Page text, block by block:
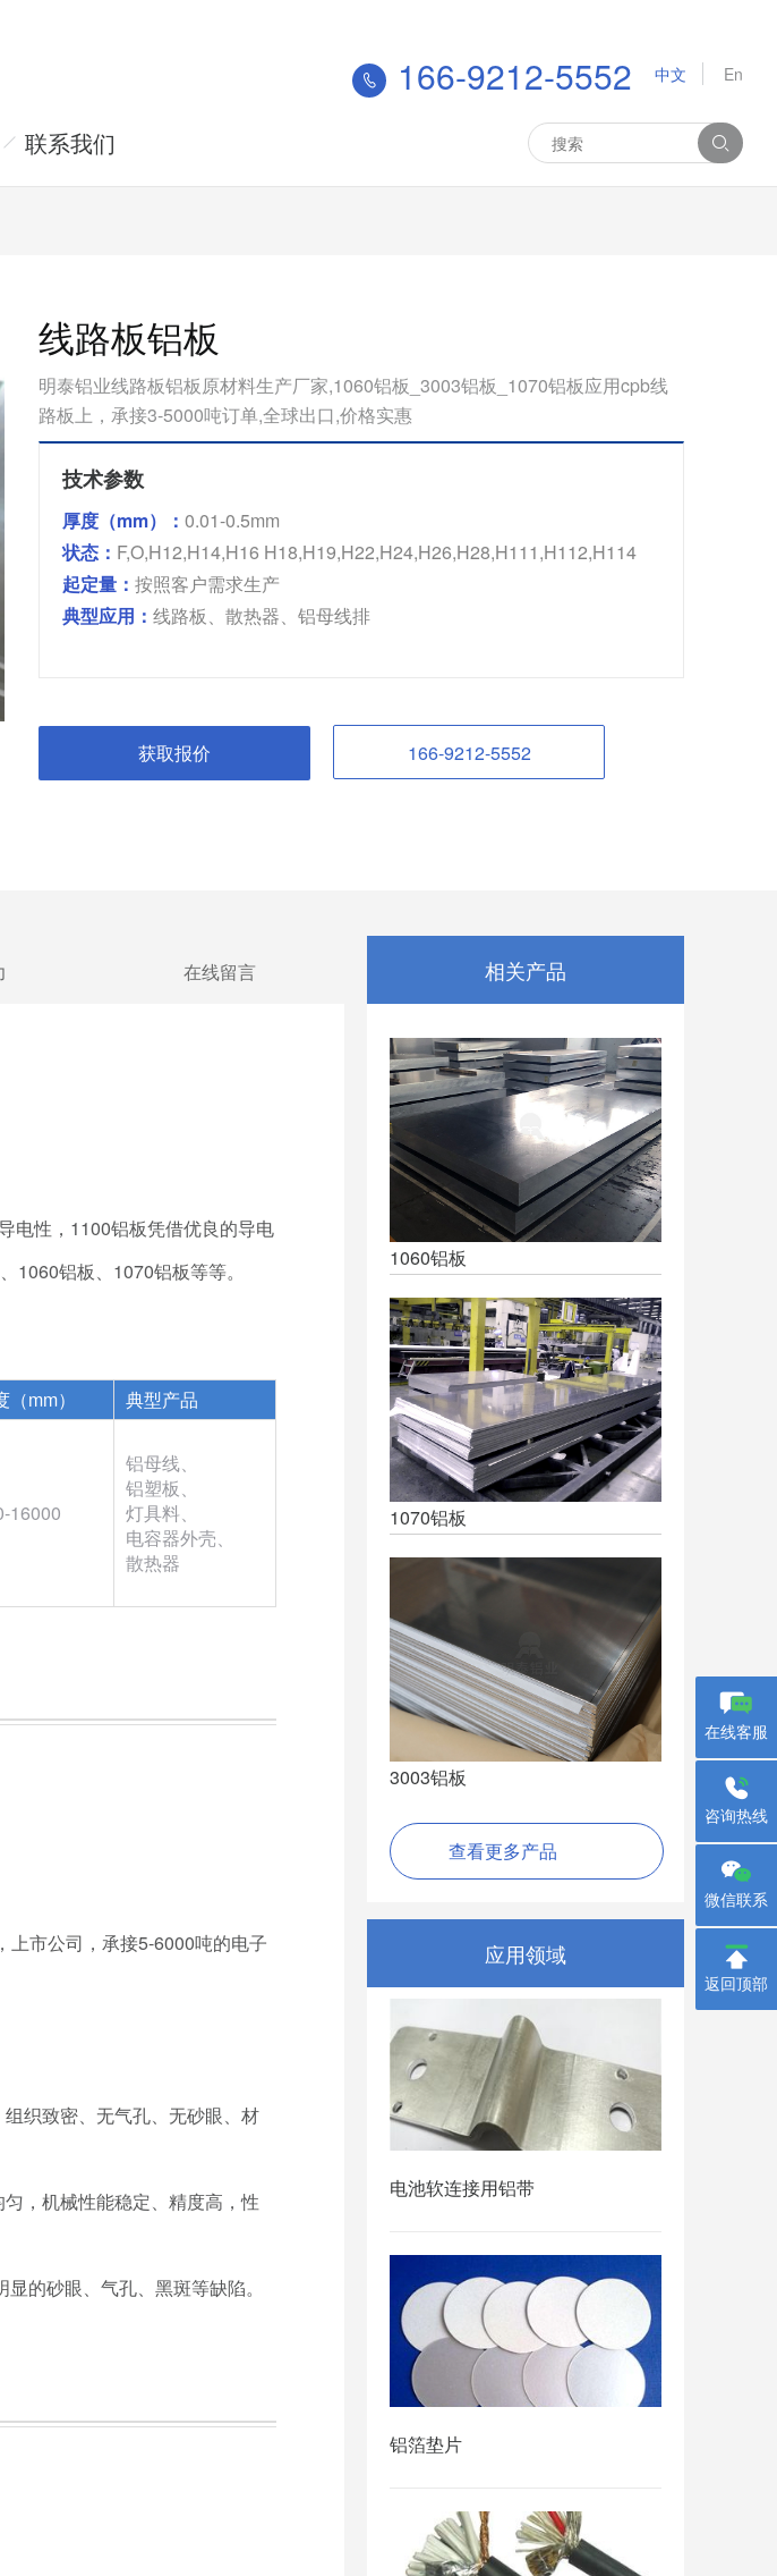
166-9212-5552 中文 En
联系我们
线路板铝板
明泰铝业线路板铝板原材料生产厂家,1060铝板_3003铝板_1070铝板应用cpb线
路板上，承接3-5000吨订单,全球出口,价格实惠
技术参数
厚度（mm）： 0.01-0.5mm
状态： F,O,H12,H14,H16 H18,H19,H22,H24,H26,H28,H111,H112,H114
起定量： 按照客户需求生产
典型应用： 线路板、散热器、铝母线排
获取报价 166-9212-5552
在线留言
电性，1100铝板凭借优良的导电
铝板、1070铝板等等。
（mm） 典型产品
16000
铝母线、
铝塑板、
灯具料、
电容器外壳、
散热器
上市公司，承接5-6000吨的电子
织致密、无气孔、无砂眼、材
，机械性能稳定、精度高，性
的砂眼、气孔、黑斑等缺陷。
相关产品
1060铝板
1070铝板
3003铝板
查看更多产品
应用领域
电池软连接用铝带
铝箔垫片
在线客服
咨询热线
微信联系
返回顶部